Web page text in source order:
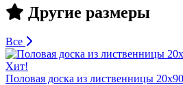
Другие размеры
Все
Хит!
Половая доска из лиственницы